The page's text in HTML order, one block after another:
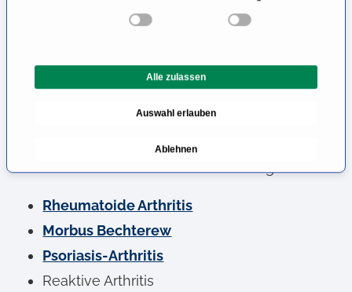
s
u
s
w
h
Alle zulassen
Auswahl erlauben
Ablehnen
Krallenzehen auftreten können. Auch
Wichtige rheumatologische
Entzündlich-rheumatische Erkrankungen:
Rheumatoide Arthritis
Morbus Bechterew
Psoriasis-Arthritis
Reaktive Arthritis